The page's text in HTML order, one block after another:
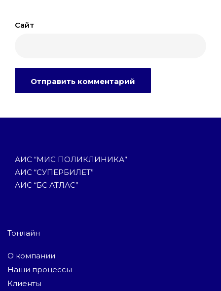
Сайт
АИС “МИС ПОЛИКЛИНИКА”
АИС “СУПЕРБИЛЕТ”
АИС “БС АТЛАС”
Тонлайн
О компании
Наши процессы
Клиенты